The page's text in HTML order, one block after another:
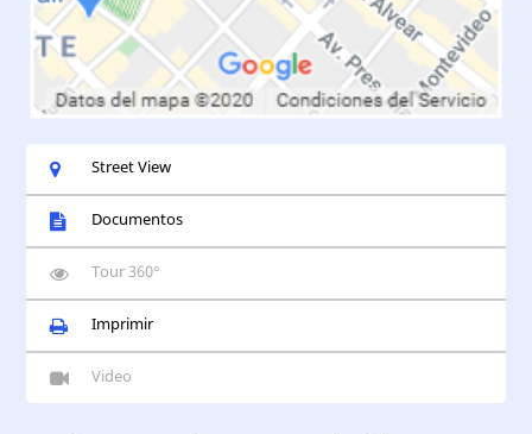
Street View
Documentos
Tour 360°
Imprimir
Video